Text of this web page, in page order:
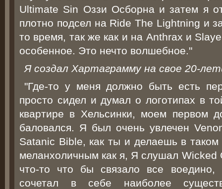
Ultimate Sin Оззи Осборна и затем я
плотно подсел на Ride The Lightning и
то время, так же как и на Anthrax и
особенное. Это нечто волшебное."
Я создал Хартаграмму на свое 20-
"Где-то у меня должно быть есть
просто сидел и думал о логотипах в
квартире в Хельсинки, моем первом
баловался. Я был очень увлечен
Satanic Bible, как ты и делаешь в таком
меланхоличным как я, Я слушал Wicked
что-то что бы связало все
сочетал в себе наиболее